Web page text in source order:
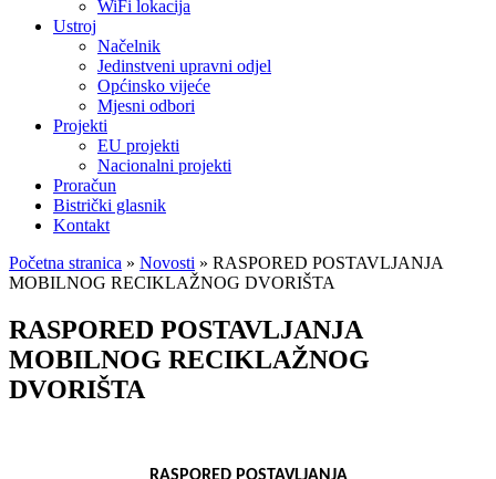
WiFi lokacija
Ustroj
Načelnik
Jedinstveni upravni odjel
Općinsko vijeće
Mjesni odbori
Projekti
EU projekti
Nacionalni projekti
Proračun
Bistrički glasnik
Kontakt
Početna stranica » Novosti » RASPORED POSTAVLJANJA
MOBILNOG RECIKLAŽNOG DVORIŠTA
RASPORED POSTAVLJANJA
MOBILNOG RECIKLAŽNOG
DVORIŠTA